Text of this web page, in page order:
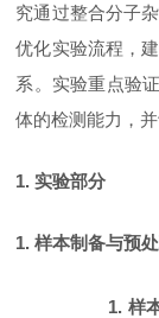
究通过整合分子
优化实验流程，
系。实验重点验
体的检测能力，
1. 实验部分
1. 样本制备与预
1. 样